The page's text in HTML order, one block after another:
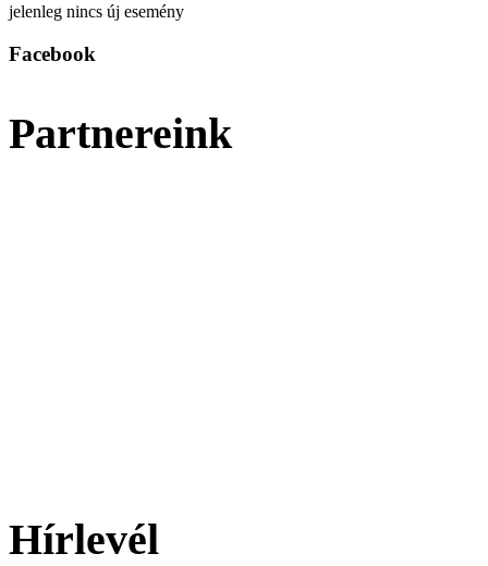
jelenleg nincs új esemény
Facebook
Partnereink
Hírlevél